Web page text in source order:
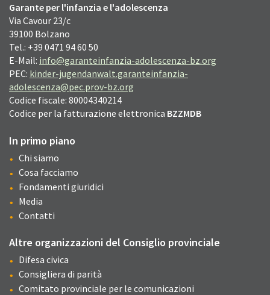
Garante per l'infanzia e l'adolescenza
Via Cavour 23/c
39100 Bolzano
Tel.: +39 0471 94 60 50
E-Mail: info@garanteinfanzia-adolescenza-bz.org
PEC: kinder-jugendanwalt.garanteinfanzia-
adolescenza@pec.prov-bz.org
Codice fiscale: 80004340214
Codice per la fatturazione elettronica BZZMDB
In primo piano
Chi siamo
Cosa facciamo
Fondamenti giuridici
Media
Contatti
Altre organizzazioni del Consiglio provinciale
Difesa civica
Consigliera di parità
Comitato provinciale per le comunicazioni